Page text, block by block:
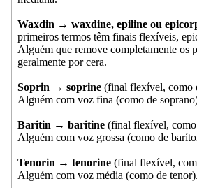
Waxdin → waxdine, epiline ou
primeiros termos têm finais flexíveis,
Alguém que remove completamente os
geralmente por cera.
Soprin → soprine (final flexível, como
Alguém com voz fina (como de
Baritin → baritine (final flexível, como
Alguém com voz grossa (como de
Tenorin → tenorine (final flexível,
Alguém com voz média (como de tenor).